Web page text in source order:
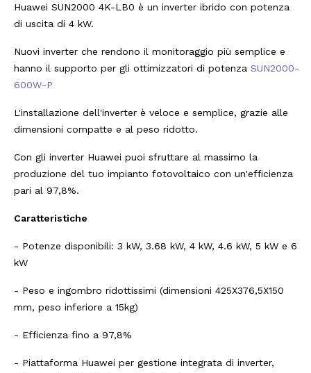
Huawei SUN2000 4K-LB0 è un inverter ibrido con potenza
di uscita di 4 kW.
Nuovi inverter che rendono il monitoraggio più semplice e
hanno il supporto per gli ottimizzatori di potenza SUN2000-
600W-P
L'installazione dell'inverter è veloce e semplice, grazie alle
dimensioni compatte e al peso ridotto.
Con gli inverter Huawei puoi sfruttare al massimo la
produzione del tuo impianto fotovoltaico con un'efficienza
pari al 97,8%.
Caratteristiche
- Potenze disponibili: 3 kW, 3.68 kW, 4 kW, 4.6 kW, 5 kW e 6
kW
- Peso e ingombro ridottissimi (dimensioni 425X376,5X150
mm, peso inferiore a 15kg)
- Efficienza fino a 97,8%
- Piattaforma Huawei per gestione integrata di inverter,